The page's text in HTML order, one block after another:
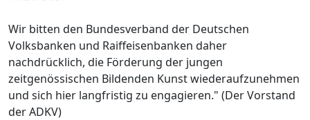
Wir bitten den Bundesverband der Deutschen
Volksbanken und Raiffeisenbanken daher
nachdrücklich, die Förderung der jungen
zeitgenössischen Bildenden Kunst wiederaufzunehmen
und sich hier langfristig zu engagieren." (Der Vorstand
der ADKV)